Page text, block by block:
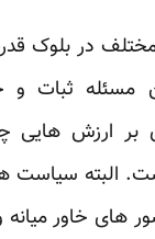
در بلوک
مسئله ثبات و
بر ارزش هایی
البته سیاست
های خاور میانه